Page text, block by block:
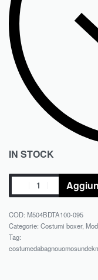
IN STOCK
M504BDTA100-095
Categorie: Costumi boxer,
Tag: